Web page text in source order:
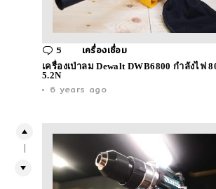
5 Comments
เครื่องเชื่อม
เครื่องเป่าลม Dewalt DWB6800 กำลังไฟ
5.2N
6 years ago